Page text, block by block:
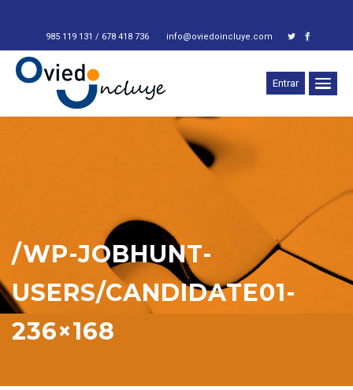
985 119 131 / 678 418 736 info@oviedoincluye.com
Entrar
/WP-JOBHUNT-
USERS/CANDIDATE01-
236×168